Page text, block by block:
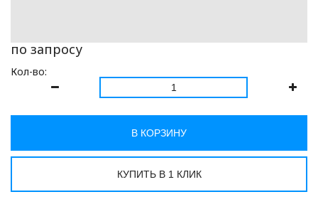
по запросу
Кол-во:
В КОРЗИНУ
КУПИТЬ В 1 КЛИК